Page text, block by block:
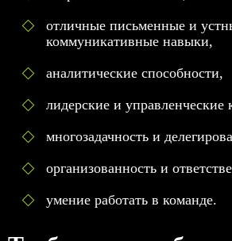
отличные письменные и
коммуникативные навыки,
аналитические способности,
лидерские и управленческие
многозадачность и
организованность и
умение работать в команде.